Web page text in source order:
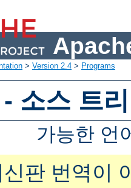
> Version 2.4 > Programs
소스 트
가능한 언
판 번역이